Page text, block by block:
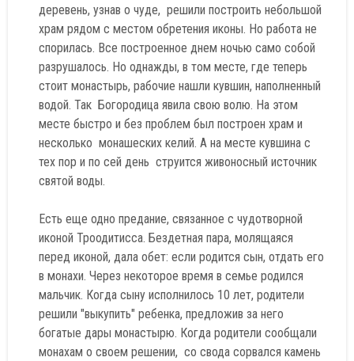
деревень, узнав о чуде, решили построить небольшой
храм рядом с местом обретения иконы. Но работа не
спорилась. Все построенное днем ночью само собой
разрушалось. Но однажды, в том месте, где теперь
стоит монастырь, рабочие нашли кувшин, наполненный
водой. Так Богородица явила свою волю. На этом
месте быстро и без проблем был построен храм и
несколько монашеских келий. А на месте кувшина с
тех пор и по сей день струится живоносный источник
святой воды.
Есть еще одно предание, связанное с чудотворной
иконой Троодитисса. Бездетная пара, молящаяся
перед иконой, дала обет: если родится сын, отдать его
в монахи. Через некоторое время в семье родился
мальчик. Когда сыну исполнилось 10 лет, родители
решили "выкупить" ребенка, предложив за него
богатые дары монастырю. Когда родители сообщали
монахам о своем решении, со свода сорвался камень